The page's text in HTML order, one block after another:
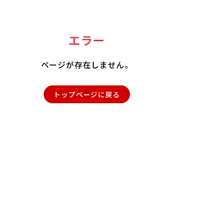
エラー
ページが存在しません。
トップページに戻る